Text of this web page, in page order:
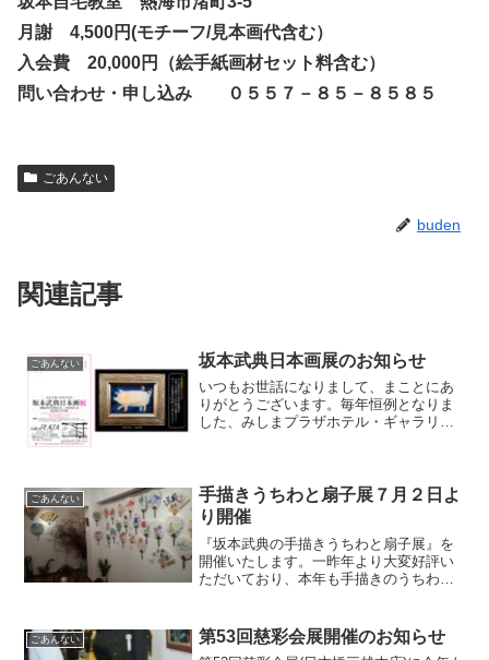
月謝 4,500円(モチーフ/見本画代含む）
入会費 20,000円（絵手紙画材セット料含む）
問い合わせ・申し込み ０５５７－８５－８５８５
ごあんない
buden
関連記事
ごあんない 坂本武典日本画展のお知らせ
いつもお世話になりまして、まことにあ
りがとうございます。毎年恒例となりま
した、みしまプラザホテル・ギャラリー
動物などと、来年の干支う...
ごあんない
手描きうちわと扇子展７月２日よ
り開催
『坂本武典の手描きうちわと扇子展』を
開催いたします。一昨年より大変好評い
ただいており、本年も手描きのうちわや
ィーフの金魚やスイカ、朝顔などを中心
に富士山や風景などを描い...
ごあんない 第53回慈彩会展開催のお知らせ